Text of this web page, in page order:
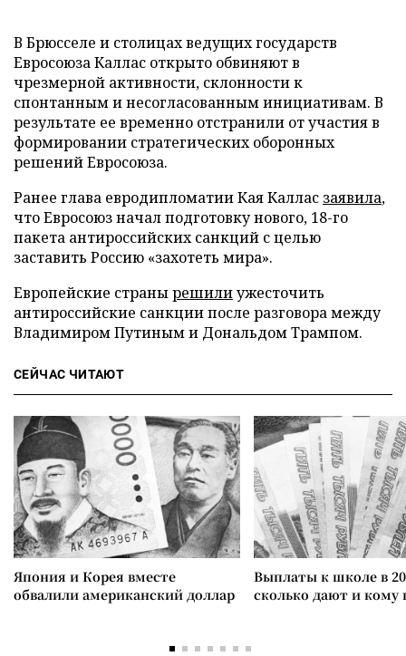
В Брюсселе и столицах ведущих государств
Евросоюза Каллас открыто обвиняют в
чрезмерной активности, склонности к
спонтанным и несогласованным инициативам. В
результате ее временно отстранили от участия в
формировании стратегических оборонных
решений Евросоюза.
Ранее глава евродипломатии Кая Каллас заявила,
что Евросоюз начал подготовку нового, 18-го
пакета антироссийских санкций с целью
заставить Россию «захотеть мира».
Европейские странырешилиужесточить
антироссийские санкции после разговора между
Владимиром Путиным и Дональдом Трампом.
СЕЙЧАС ЧИТАЮТ
Япония и Корея вместе
обвалили американский доллар
Выплаты к школе в
сколько дают и